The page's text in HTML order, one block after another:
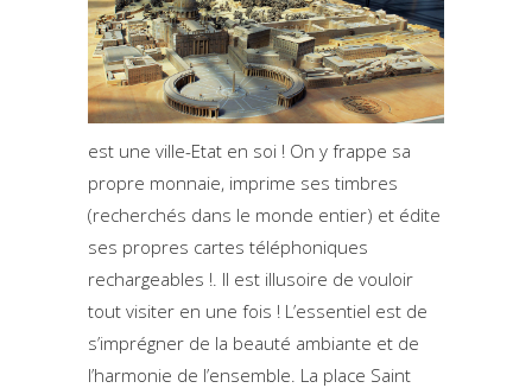
est une ville-Etat en soi ! On y frappe sa
propre monnaie, imprime ses timbres
(recherchés dans le monde entier) et édite
ses propres cartes téléphoniques
rechargeables !. Il est illusoire de vouloir
tout visiter en une fois ! L’essentiel est de
s’imprégner de la beauté ambiante et de
l’harmonie de l’ensemble. La place Saint